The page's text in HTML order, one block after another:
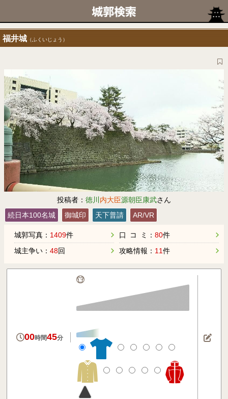
福井城 （ふくいじょう）
投稿者： 徳川 内大臣源朝臣康武さん
続日本100名城
御城印 天下普請 AR/VR
城郭写真： 1409件
城主争い： 48回
口 コ ミ： 80件
攻略情報： 11件
00時間45分